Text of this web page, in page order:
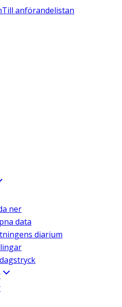
Till anförandelistan
ner
data
diarium